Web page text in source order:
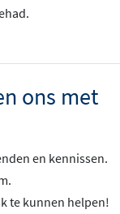
ons met
en kennissen.
te kunnen helpen!